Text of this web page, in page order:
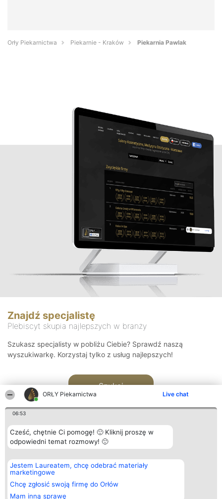
ORŁY Piekarnictwa Live chat
06:53
Cześć, chętnie Ci pomogę! 🙂 Kliknij proszę w
odpowiedni temat rozmowy! 🙂
Jestem Laureatem, chcę odebrać materiały
marketingowe
Chcę zgłosić swoją firmę do Orłów
Mam inną sprawę
Orły Piekarnictwa Piekarnie - Kraków Piekarnia Pawlak
Znajdź specjalistę
Plebiscyt skupia najlepszych w branży
Szukasz specjalisty w pobliżu Ciebie? Sprawdź naszą
wyszukiwarkę. Korzystaj tylko z usług najlepszych!
Szukaj
Organizator plebiscytu
Bright Side Solutions sp. z o.
o. sp. k.
ul. Ruska 22
Wrocław 50-079
KRS 0000749100 | Regon
Plebiscyt
Laureaci
wszystkich
Laureatów
Kontakt
Kontakt